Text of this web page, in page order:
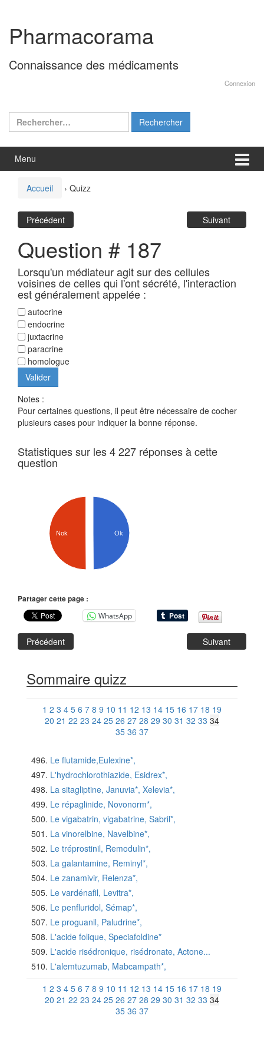
contenu
menu
principal
Pharmacorama
Connaissance des médicaments
Connexion
Rechercher :
Menu
Accueil › Quizz
Précédent Suivant
Question # 187
Lorsqu'un médiateur agit sur des cellules
voisines de celles qui l'ont sécrété, l'interaction
est généralement appelée :
autocrine
endocrine
juxtacrine
paracrine
homologue
Notes :
Pour certaines questions, il peut être nécessaire de cocher
plusieurs cases pour indiquer la bonne réponse.
Statistiques sur les 4 227 réponses à cette
question
Ok
Nok
Partager cette page :
WhatsApp
Précédent Suivant
Sommaire quizz
1 2 3 4 5 6 7 8 9 10 11 12 13 14 15 16 17 18 19
20 21 22 23 24 25 26 27 28 29 30 31 32 33 34
35 36 37
Le flutamide,Eulexine*,
L'hydrochlorothiazide, Esidrex*,
La sitagliptine, Januvia*, Xelevia*,
Le répaglinide, Novonorm*,
Le vigabatrin, vigabatrine, Sabril*,
La vinorelbine, Navelbine*,
Le tréprostinil, Remodulin*,
La galantamine, Reminyl*,
Le zanamivir, Relenza*,
Le vardénafil, Levitra*,
Le penfluridol, Sémap*,
Le proguanil, Paludrine*,
L'acide folique, Speciafoldine*
L'acide risédronique, risédronate, Actone...
L'alemtuzumab, Mabcampath*,
1 2 3 4 5 6 7 8 9 10 11 12 13 14 15 16 17 18 19
20 21 22 23 24 25 26 27 28 29 30 31 32 33 34
35 36 37